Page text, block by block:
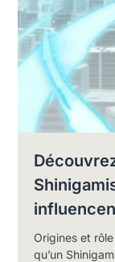
Origines et
qu’un